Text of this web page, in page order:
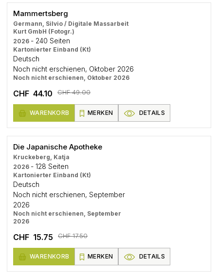
Mammertsberg
Germann, Silvio / Digitale Massarbeit
Kurt GmbH (Fotogr.)
2026 - 240 Seiten
Kartonierter Einband (Kt)
Deutsch
Noch nicht erschienen, Oktober 2026
Noch nicht erschienen, Oktober 2026
CHF 44.10 CHF 49.00
WARENKORB MERKEN DETAILS
Die Japanische Apotheke
Kruckeberg, Katja
2026 - 128 Seiten
Kartonierter Einband (Kt)
Deutsch
Noch nicht erschienen, September
2026
Noch nicht erschienen, September
2026
CHF 15.75 CHF 17.50
WARENKORB MERKEN DETAILS